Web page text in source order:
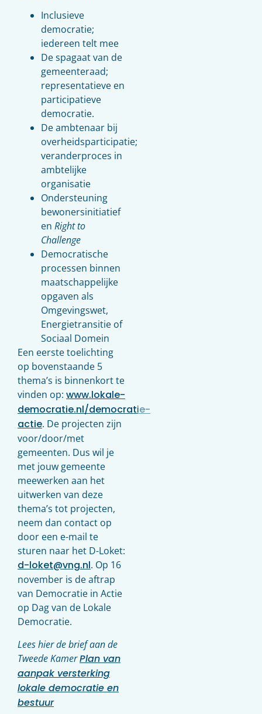
Inclusieve
democratie;
iedereen telt mee
De spagaat van de
gemeenteraad;
representatieve en
participatieve
democratie.
De ambtenaar bij
overheidsparticipatie;
veranderproces in
ambtelijke
organisatie
Ondersteuning
bewonersinitiatief
en Right to
Challenge
Democratische
processen binnen
maatschappelijke
opgaven als
Omgevingswet,
Energietransitie of
Sociaal Domein
Een eerste toelichting
op bovenstaande 5
thema’s is binnenkort te
vinden op: www.lokale-
democratie.nl/democratie-
actie. De projecten zijn
voor/door/met
gemeenten. Dus wil je
met jouw gemeente
meewerken aan het
uitwerken van deze
thema’s tot projecten,
neem dan contact op
door een e-mail te
sturen naar het D-Loket:
d-loket@vng.nl. Op 16
november is de aftrap
van Democratie in Actie
op Dag van de Lokale
Democratie.
Lees hier de brief aan de
Tweede KamerPlan van
aanpak versterking
lokale democratie en
bestuur